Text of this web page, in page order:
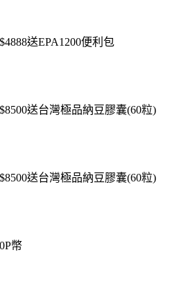
送EPA1200便利包
送台灣極品納豆膠囊(60粒)
送台灣極品納豆膠囊(60粒)
幣